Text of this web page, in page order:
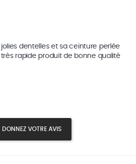
dentelles et sa ceinture perlée
rapide produit de bonne qualité
DONNEZ VOTRE AVIS